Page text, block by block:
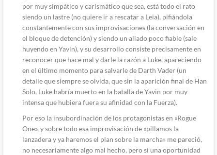
por muy simpático y carismático que sea, está todo el rato
siendo un lastre (no quiere ir a rescatar a Leia), pifiándola
constantemente con sus improvisaciones (la conversación en
el bloque de detención) y siendo un aliado poco fiable (sale
huyendo en Yavin), y su desarrollo consiste precisamente en
reconocer que hace mal y darle la razón a Luke, apareciendo
en el último momento para salvarle de Darth Vader (un
detalle que siempre se olvida, que sin la aparición final de Han
Solo, Luke habría muerto en la batalla de Yavin por muy
intensa que hubiera fuera su afinidad con la Fuerza).
Por eso la insubordinación de los protagonistas en «Rogue
One», y sobre todo esa improvisación de «pillamos la
lanzadera y ya haremos el plan sobre la marcha» me pareció,
no necesariamente algo mal hecho, pero sí una oportunidad